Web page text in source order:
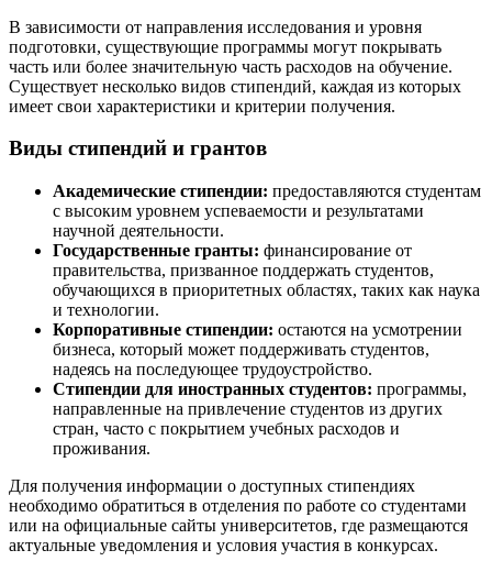
В зависимости от направления исследования и уровня
подготовки, существующие программы могут покрывать
часть или более значительную часть расходов на обучение.
Существует несколько видов стипендий, каждая из которых
имеет свои характеристики и критерии получения.
Виды стипендий и грантов
Академические стипендии: предоставляются студентам
с высоким уровнем успеваемости и результатами
научной деятельности.
Государственные гранты: финансирование от
правительства, призванное поддержать студентов,
обучающихся в приоритетных областях, таких как наука
и технологии.
Корпоративные стипендии: остаются на усмотрении
бизнеса, который может поддерживать студентов,
надеясь на последующее трудоустройство.
Стипендии для иностранных студентов: программы,
направленные на привлечение студентов из других
стран, часто с покрытием учебных расходов и
проживания.
Для получения информации о доступных стипендиях
необходимо обратиться в отделения по работе со студентами
или на официальные сайты университетов, где размещаются
актуальные уведомления и условия участия в конкурсах.